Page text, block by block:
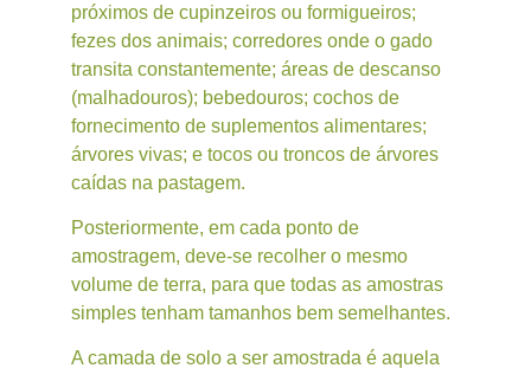
próximos de cupinzeiros ou formigueiros;
fezes dos animais; corredores onde o gado
transita constantemente; áreas de descanso
(malhadouros); bebedouros; cochos de
fornecimento de suplementos alimentares;
árvores vivas; e tocos ou troncos de árvores
caídas na pastagem.
Posteriormente, em cada ponto de
amostragem, deve-se recolher o mesmo
volume de terra, para que todas as amostras
simples tenham tamanhos bem semelhantes.
A camada de solo a ser amostrada é aquela